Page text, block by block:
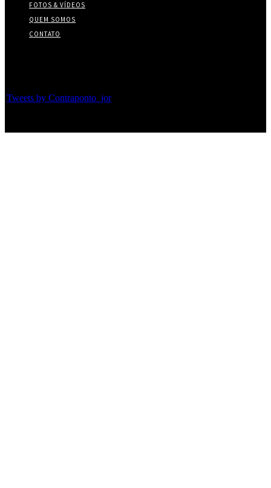
FOTOS & VÍDEOS
QUEM SOMOS
CONTATO
Tweets by Contraponto_jor